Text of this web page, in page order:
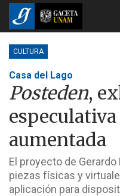
CULTURA
Casa del Lago
Posteden,
aumentada
El proyecto de
piezas físicas y
aplicación para